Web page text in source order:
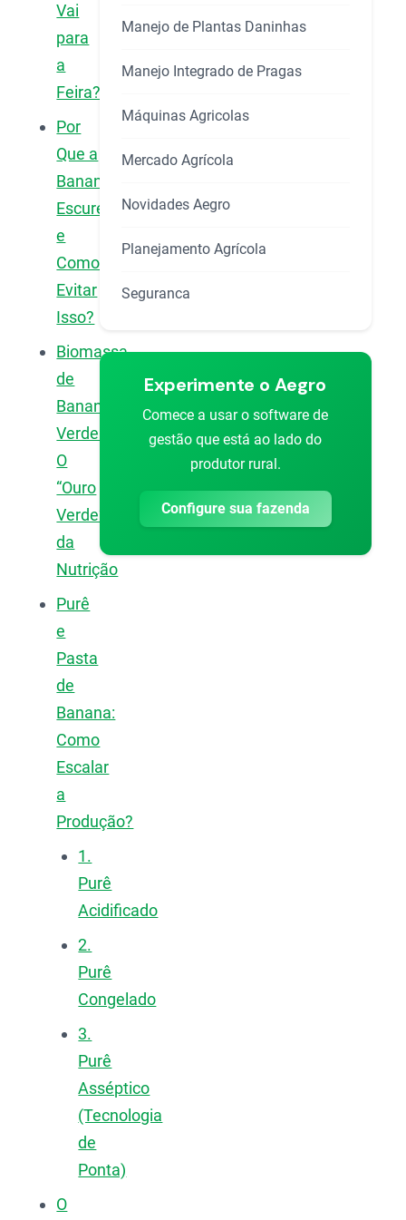
Vai
para
a
Feira?
Por
Que a
Banana
Escurece
e
Como
Evitar
Isso?
Biomassa
de
Banana
Verde:
O
“Ouro
Verde”
da
Nutrição
Purê
e
Pasta
de
Banana:
Como
Escalar
a
Produção?
1.
Purê
Acidificado
2.
Purê
Congelado
3.
Purê
Asséptico
(Tecnologia
de
Ponta)
O
Manejo de Plantas Daninhas
Manejo Integrado de Pragas
Máquinas Agricolas
Mercado Agrícola
Novidades Aegro
Planejamento Agrícola
Seguranca
Experimente o Aegro
Comece a usar o software de
gestão que está ao lado do
produtor rural.
Configure sua fazenda